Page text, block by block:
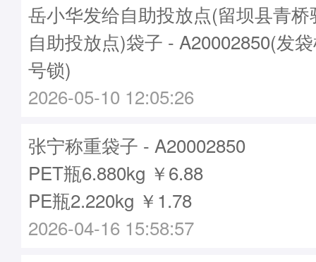
岳小华发给自助投放点(留坝县青
自助投放点)袋子 - A20002850(发
号锁)
2026-05-10 12:05:26
张宁称重袋子 - A20002850
PET瓶6.880kg ￥6.88
PE瓶2.220kg ￥1.78
2026-04-16 15:58:57